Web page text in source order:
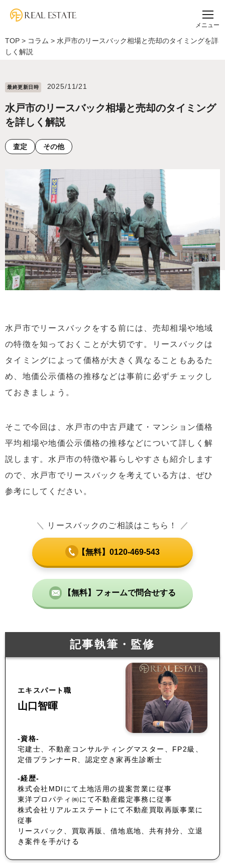
メニュー
TOP > コラム > 水戸市のリースバック相場と売却のタイミングを詳
しく解説
最終更新⽇時 2025/11/21
水戸市のリースバック相場と売却のタイミング
を詳しく解説
査定 その他
水戸市でリースバックをする前には、売却相場や地域
の特徴を知っておくことが大切です。リースバックは
タイミングによって価格が大きく異なることもあるた
め、地価公示価格の推移などは事前に必ずチェックし
ておきましょう。
そこで今回は、水戸市の中古戸建て・マンション価格
平均相場や地価公示価格の推移などについて詳しく解
説します。水戸市の特徴や暮らしやすさも紹介します
ので、水戸市でリースバックを考えている方は、ぜひ
参考にしてください。
＼ リースバックのご相談はこちら！ ／
【無料】0120-469-543
【無料】フォームで問合せする
記事執筆・監修
エキスパート職
山口智暉
-資格-
宅建士、不動産コンサルティングマスター、FP2級、
定借プランナーR、認定空き家再生診断士
-経歴-
株式会社MDIにて土地活用の提案営業に従事
東洋プロパティ㈱にて不動産鑑定事務に従事
株式会社リアルエステートにて不動産買取再販事業に
従事
リースバック、買取再販、借地底地、共有持分、立退
き案件を手がける